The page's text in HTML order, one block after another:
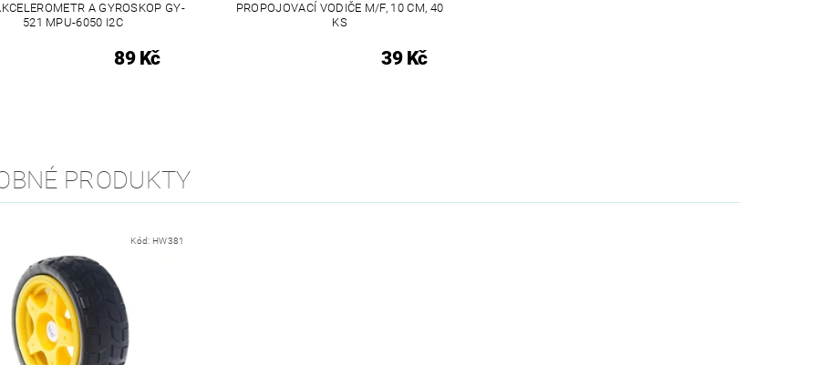
A GYROSKOP GY-
521 MPU-6050 I2C
89 Kč
PROPOJOVACÍ VODIČE M/F, 10 CM, 40
KS
39 Kč
PRODUKTY
Kód: HW381